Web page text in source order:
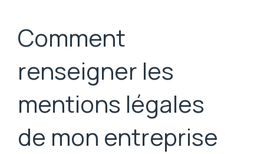
Comment
renseigner les
mentions légales
de mon entreprise